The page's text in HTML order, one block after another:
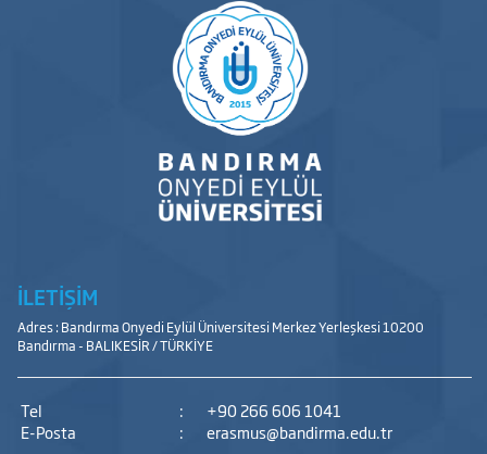
İLETİŞİM
Adres : Bandırma Onyedi Eylül Üniversitesi Merkez Yerleşkesi 10200
Bandırma - BALIKESİR / TÜRKİYE
Tel :
+90 266 606 1041
E-Posta
: erasmus@bandirma.edu.tr